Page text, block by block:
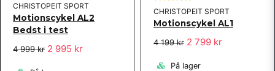
CHRISTOPEIT SPORT
Motionscykel AL2
Bedst i test
4 999 kr 2 995 kr
CHRISTOPEIT SPORT
Motionscykel AL1
4 199 kr 2 799 kr
På lager